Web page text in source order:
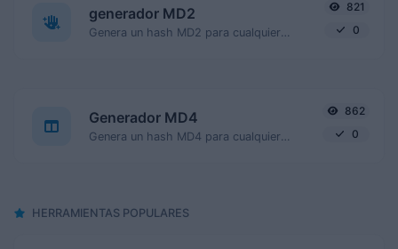
generador MD2
Genera un hash MD2 para cualquier entrada de cadena.
821
0
Generador MD4
Genera un hash MD4 para cualquier entrada de cadena.
862
0
HERRAMIENTAS POPULARES